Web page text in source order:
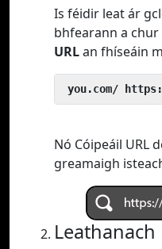
Is féidir leat ár
bhfearann a
URLan fhíseáin
you.com/
Nó Cóipeáil URL
greamaigh
Leathanach